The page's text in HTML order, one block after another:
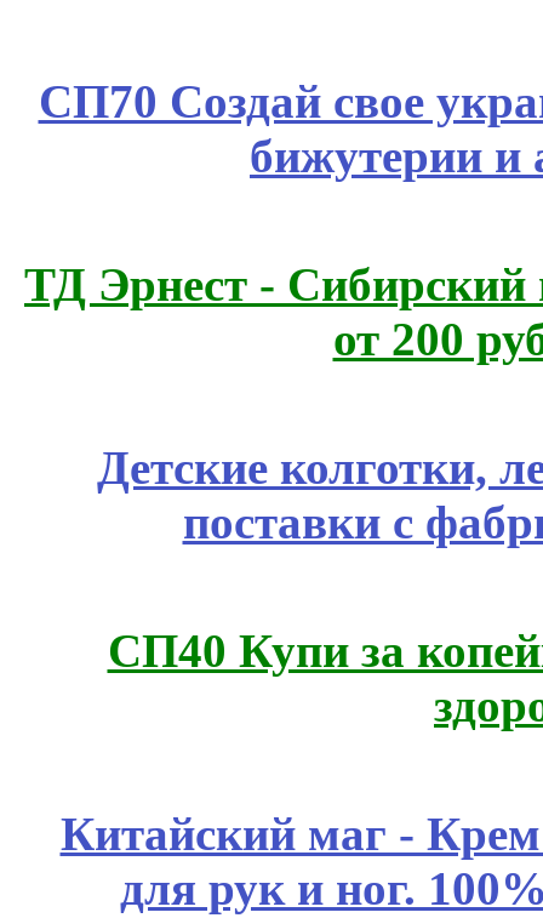
СП70 Создай свое
бижутерии и
ТД Эрнест - Сибирский
от 200
Детские колготки,
поставки с
СП40 Купи за
Китайский маг -
для рук и ног.